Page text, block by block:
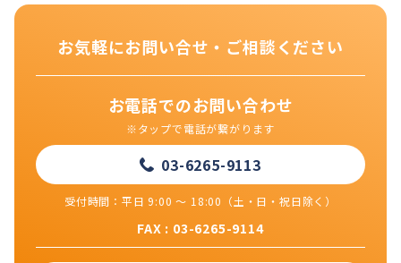
お気軽にお問い合せ・ご相談ください
お電話でのお問い合わせ
※タップで電話が繋がります
受付時間：平日 9:00 ～ 18:00（土・日・祝日除く）
03-6265-9113
FAX : 03-6265-9114